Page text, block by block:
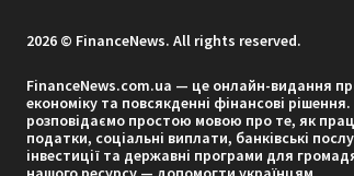
2026 © FinanceNews. All rights reserved.
FinanceNews.com.ua — це онлайн-видання
економіку та повсякденні фінансові
розповідаємо простою мовою про те, як
податки, соціальні виплати, банківські
інвестиції та державні програми для